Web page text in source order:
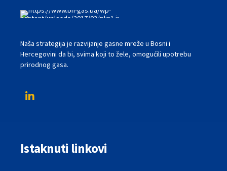
Naša strategija je razvijanje gasne mreže u Bosni i
Hercegovini da bi, svima koji to žele, omogućili upotrebu
prirodnog gasa.
Istaknuti linkovi